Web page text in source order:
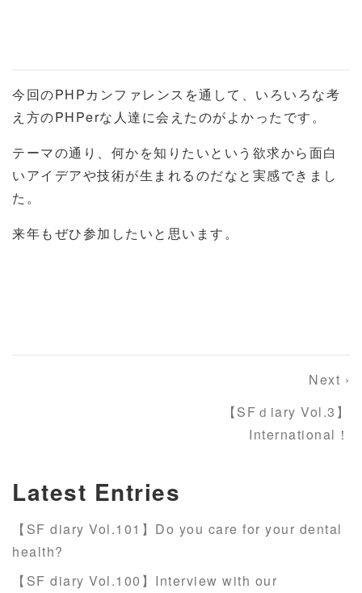
今回のPHPカンファレンスを通して、いろいろな考
え方のPHPerな人達に会えたのがよかったです。
テーマの通り、何かを知りたいという欲求から面白
いアイデアや技術が生まれるのだなと実感できまし
た。
来年もぜひ参加したいと思います。
Next ›
【SFｄiary Vol.3】
International！
Latest Entries
【SF diary Vol.101】Do you care for your dental
health?
【SF diary Vol.100】Interview with our